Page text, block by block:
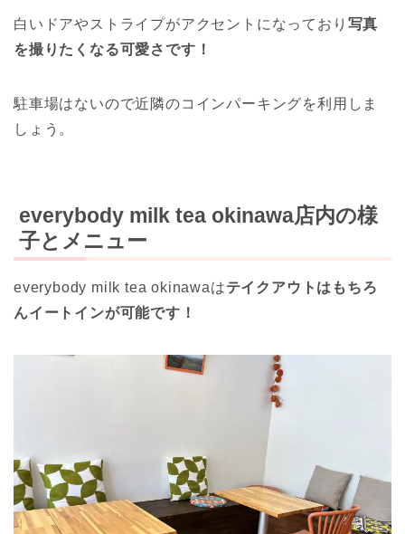
白いドアやストライプがアクセントになっており 写真
を撮りたくなる可愛さです！
駐車場はないので近隣のコインパーキングを利用しま
しょう。
everybody milk tea okinawa店内の様
子とメニュー
everybody milk tea okinawaはテイクアウトはもちろ
んイートインが可能です！